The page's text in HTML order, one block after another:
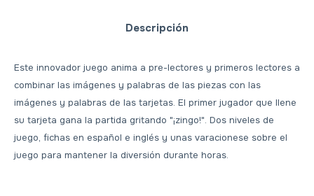
Descripción
Este innovador juego anima a pre-lectores y primeros lectores a
combinar las imágenes y palabras de las piezas con las
imágenes y palabras de las tarjetas. El primer jugador que llene
su tarjeta gana la partida gritando "¡zingo!". Dos niveles de
juego, fichas en español e inglés y unas varacionese sobre el
juego para mantener la diversión durante horas.